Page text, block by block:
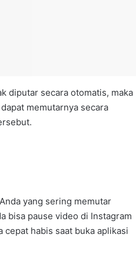
diputar secara otomatis, maka
memutarnya secara
yang sering memutar
bisa pause video di Instagram
habis saat buka aplikasi